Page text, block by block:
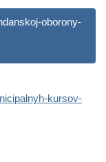
oborony-
kursov-